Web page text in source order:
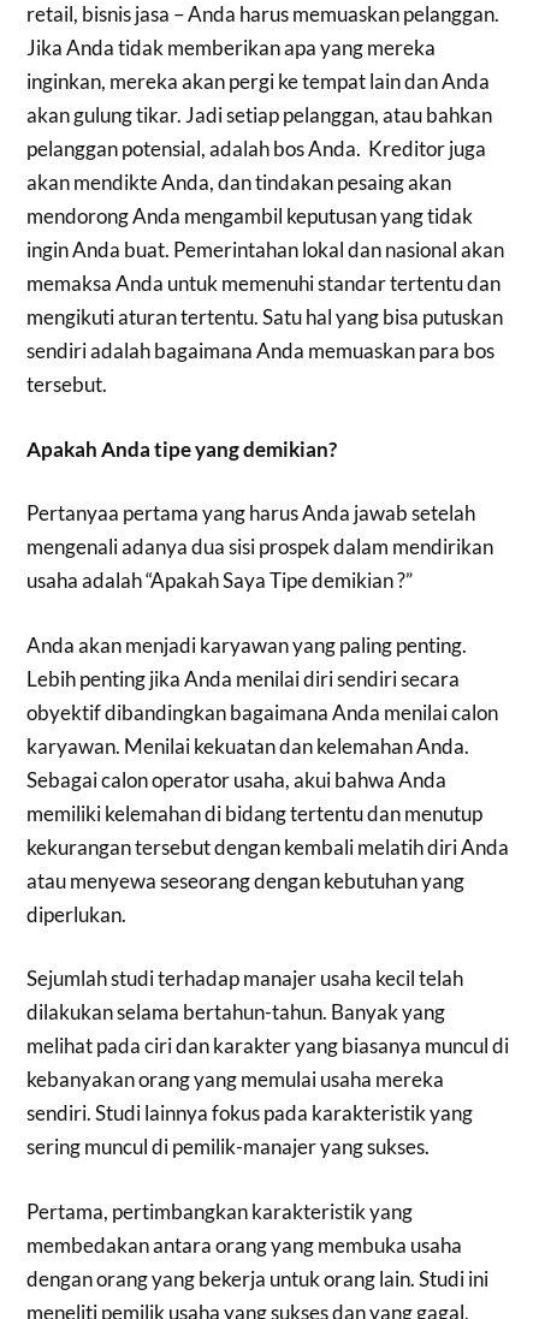
retail, bisnis jasa – Anda harus memuaskan pelanggan.
Jika Anda tidak memberikan apa yang mereka
inginkan, mereka akan pergi ke tempat lain dan Anda
akan gulung tikar. Jadi setiap pelanggan, atau bahkan
pelanggan potensial, adalah bos Anda. Kreditor juga
akan mendikte Anda, dan tindakan pesaing akan
mendorong Anda mengambil keputusan yang tidak
ingin Anda buat. Pemerintahan lokal dan nasional akan
memaksa Anda untuk memenuhi standar tertentu dan
mengikuti aturan tertentu. Satu hal yang bisa putuskan
sendiri adalah bagaimana Anda memuaskan para bos
tersebut.
Apakah Anda tipe yang demikian?
Pertanyaa pertama yang harus Anda jawab setelah
mengenali adanya dua sisi prospek dalam mendirikan
usaha adalah “Apakah Saya Tipe demikian ?”
Anda akan menjadi karyawan yang paling penting.
Lebih penting jika Anda menilai diri sendiri secara
obyektif dibandingkan bagaimana Anda menilai calon
karyawan. Menilai kekuatan dan kelemahan Anda.
Sebagai calon operator usaha, akui bahwa Anda
memiliki kelemahan di bidang tertentu dan menutup
kekurangan tersebut dengan kembali melatih diri Anda
atau menyewa seseorang dengan kebutuhan yang
diperlukan.
Sejumlah studi terhadap manajer usaha kecil telah
dilakukan selama bertahun-tahun. Banyak yang
melihat pada ciri dan karakter yang biasanya muncul di
kebanyakan orang yang memulai usaha mereka
sendiri. Studi lainnya fokus pada karakteristik yang
sering muncul di pemilik-manajer yang sukses.
Pertama, pertimbangkan karakteristik yang
membedakan antara orang yang membuka usaha
dengan orang yang bekerja untuk orang lain. Studi ini
meneliti pemilik usaha yang sukses dan yang gagal,